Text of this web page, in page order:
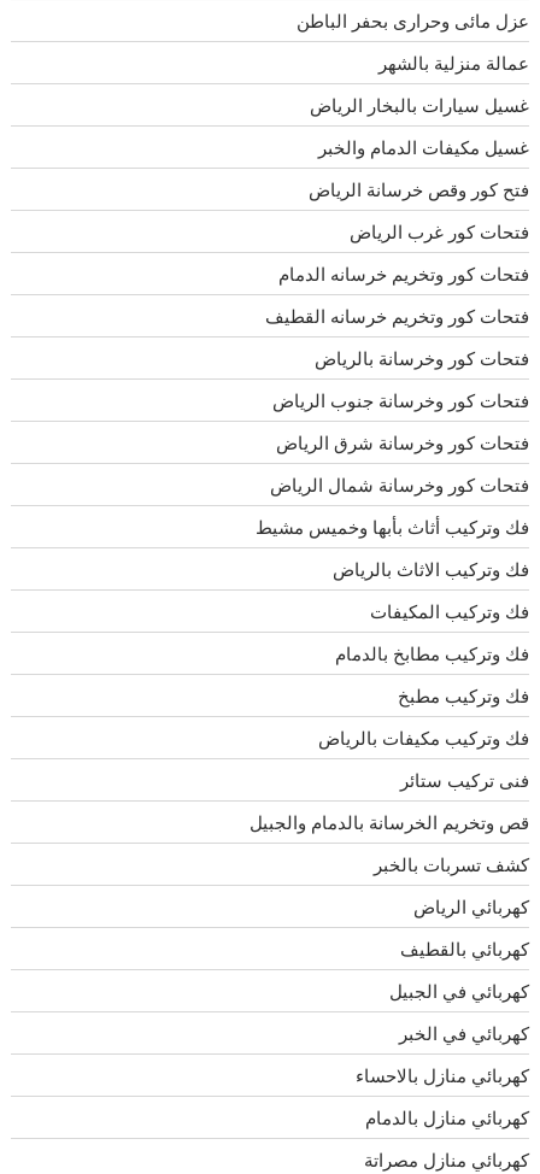
عزل مائى وحرارى بحفر الباطن
عمالة منزلية بالشهر
غسيل سيارات بالبخار الرياض
غسيل مكيفات الدمام والخبر
فتح كور وقص خرسانة الرياض
فتحات كور غرب الرياض
فتحات كور وتخريم خرسانه الدمام
فتحات كور وتخريم خرسانه القطيف
فتحات كور وخرسانة بالرياض
فتحات كور وخرسانة جنوب الرياض
فتحات كور وخرسانة شرق الرياض
فتحات كور وخرسانة شمال الرياض
فك وتركيب أثاث بأبها وخميس مشيط
فك وتركيب الاثاث بالرياض
فك وتركيب المكيفات
فك وتركيب مطابخ بالدمام
فك وتركيب مطبخ
فك وتركيب مكيفات بالرياض
فنى تركيب ستائر
قص وتخريم الخرسانة بالدمام والجبيل
كشف تسربات بالخبر
كهربائي الرياض
كهربائي بالقطيف
كهربائي في الجبيل
كهربائي في الخبر
كهربائي منازل بالاحساء
كهربائي منازل بالدمام
كهربائي منازل مصراتة